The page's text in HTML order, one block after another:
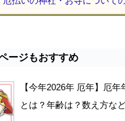
ージもおすすめ
【今年2026年 厄年】厄
とは？年齢は？数え方な